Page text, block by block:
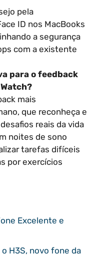
pela
ID nos MacBooks
a segurança
com a existente
para o feedback
mais
que reconheça e
reais da vida
noites de sono
tarefas difíceis
por exercícios
Excelente e
H3S, novo fone da